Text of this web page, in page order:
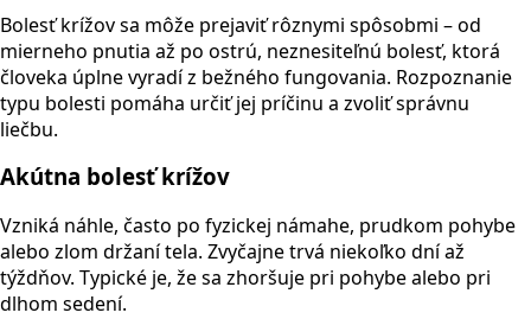
Bolesť krížov sa môže prejaviť rôznymi spôsobmi – od
mierneho pnutia až po ostrú, neznesiteľnú bolesť, ktorá
človeka úplne vyradí z bežného fungovania. Rozpoznanie
typu bolesti pomáha určiť jej príčinu a zvoliť správnu
liečbu.
Akútna bolesť krížov
Vzniká náhle, často po fyzickej námahe, prudkom pohybe
alebo zlom držaní tela. Zvyčajne trvá niekoľko dní až
týždňov. Typické je, že sa zhoršuje pri pohybe alebo pri
dlhom sedení.